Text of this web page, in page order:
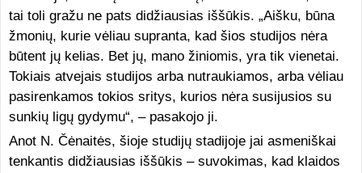
tai toli gražu ne pats didžiausias iššūkis. „Aišku, būna
žmonių, kurie vėliau supranta, kad šios studijos nėra
būtent jų kelias. Bet jų, mano žiniomis, yra tik vienetai.
Tokiais atvejais studijos arba nutraukiamos, arba vėliau
pasirenkamos tokios sritys, kurios nėra susijusios su
sunkių ligų gydymu“, – pasakojo ji.
Anot N. Čėnaitės, šioje studijų stadijoje jai asmeniškai
tenkantis didžiausias iššūkis – suvokimas, kad klaidos